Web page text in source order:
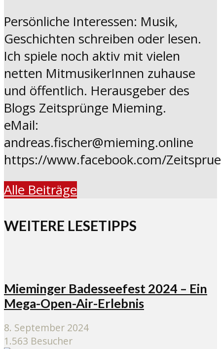
Persönliche Interessen: Musik,
Geschichten schreiben oder lesen.
Ich spiele noch aktiv mit vielen
netten MitmusikerInnen zuhause
und öffentlich. Herausgeber des
Blogs Zeitsprünge Mieming.
eMail:
andreas.fischer@mieming.online
https://www.facebook.com/
Alle Beiträge
WEITERE LESETIPPS
Mieminger Badesseefest 2024 – Ein
Mega-Open-Air-Erlebnis
8. September 2024
1.563 Besucher